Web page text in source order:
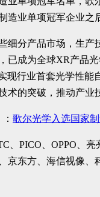
造业单项冠军企业之
细分产品市场，生
已成为全球XR产品
行业首套光学性能
术的突破，推动产业
歌尔光学入选国家
、PICO、OPPO、
京东方、海信视像